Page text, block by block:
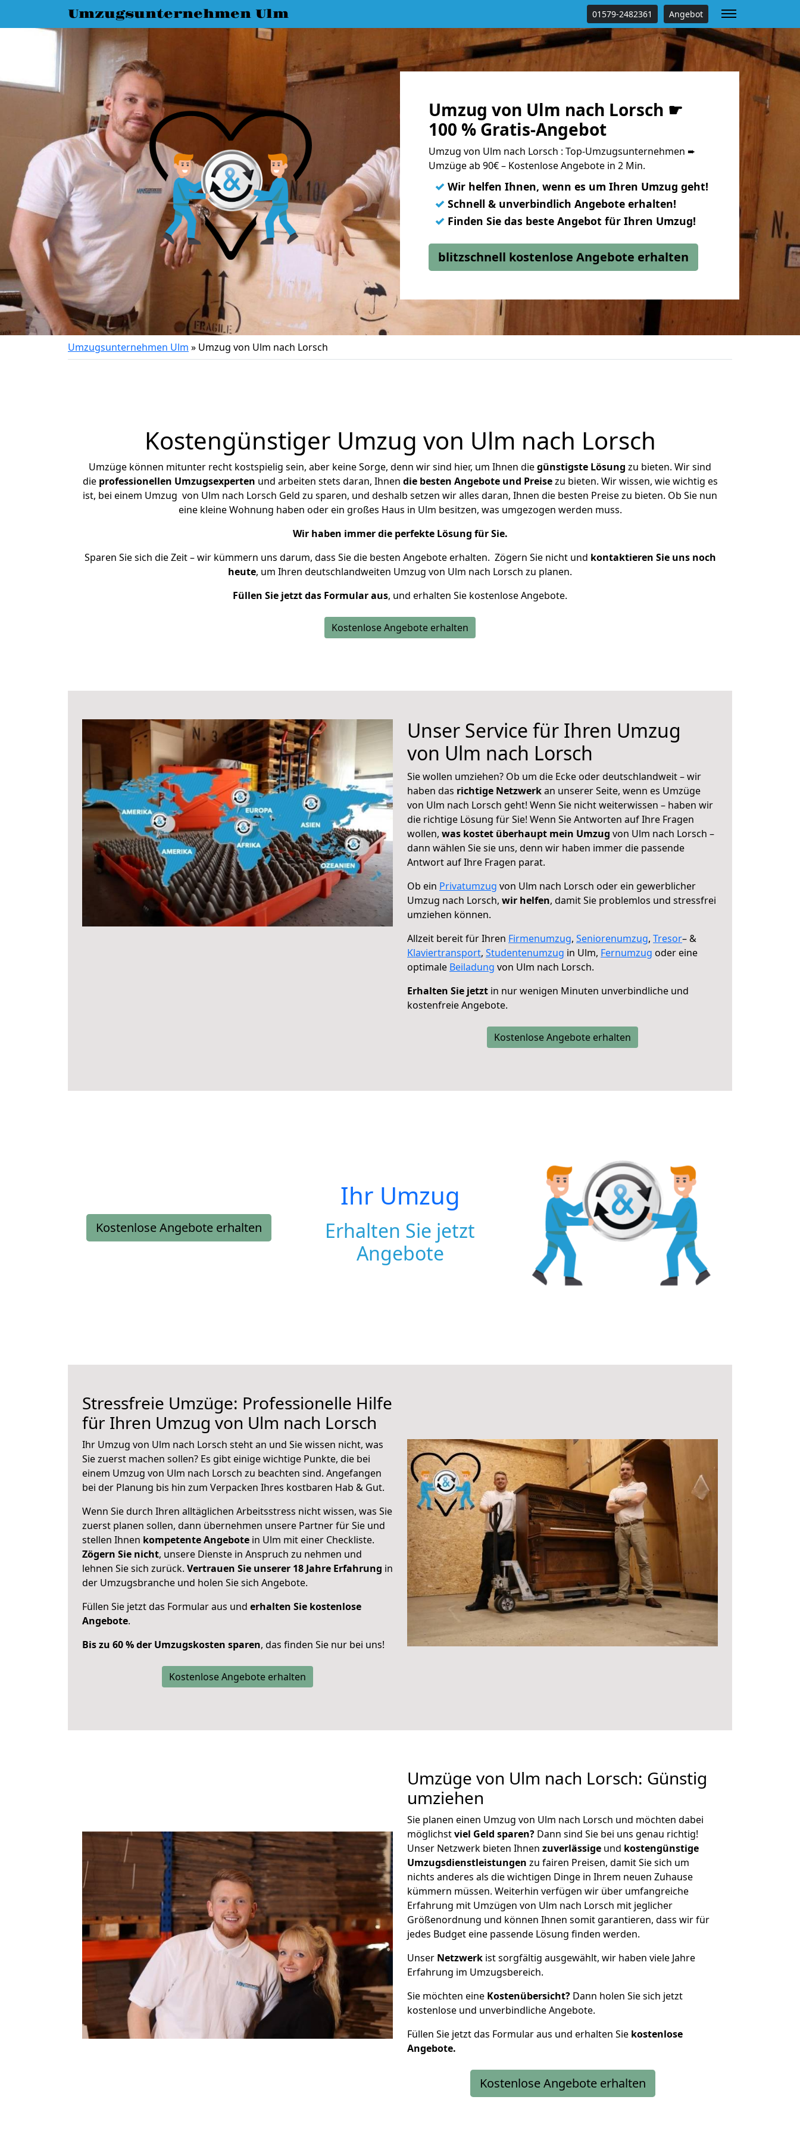
Umzugsunternehmen Ulm 01579-2482361 Angebot
Umzug von Ulm nach Lorsch ☛
100 % Gratis-Angebot
Umzug von Ulm nach Lorsch : Top-Umzugsunternehmen ➨
Umzüge ab 90€ – Kostenlose Angebote in 2 Min.
✓ Wir helfen Ihnen, wenn es um Ihren Umzug geht!
✓ Schnell & unverbindlich Angebote erhalten!
✓ Finden Sie das beste Angebot für Ihren Umzug!
blitzschnell kostenlose Angebote erhalten
Umzugsunternehmen Ulm » Umzug von Ulm nach Lorsch
Kostengünstiger Umzug von Ulm nach Lorsch
Umzüge können mitunter recht kostspielig sein, aber keine Sorge, denn wir sind hier, um Ihnen diegünstigste Lösung zu bieten. Wir sind
die professionellen Umzugsexperten und arbeiten stets daran, Ihnen die besten Angebote und Preisezu bieten. Wir wissen, wie wichtig es
ist, bei einem Umzug von Ulm nach Lorsch Geld zu sparen, und deshalb setzen wir alles daran, Ihnen die besten Preise zu bieten. Ob Sie nun
eine kleine Wohnung haben oder ein großes Haus in Ulm besitzen, was umgezogen werden muss.
Wir haben immer die perfekte Lösung für Sie.
Sparen Sie sich die Zeit – wir kümmern uns darum, dass Sie die besten Angebote erhalten. Zögern Sie nicht und kontaktieren Sie uns noch
heute, um Ihren deutschlandweiten Umzug von Ulm nach Lorsch zu planen.
Füllen Sie jetzt das Formular aus, und erhalten Sie kostenlose Angebote.
Kostenlose Angebote erhalten
Unser Service für Ihren Umzug
von Ulm nach Lorsch
Sie wollen umziehen? Ob um die Ecke oder deutschlandweit – wir
haben das richtige Netzwerkan unserer Seite, wenn es Umzüge
von Ulm nach Lorsch geht! Wenn Sie nicht weiterwissen – haben wir
die richtige Lösung für Sie! Wenn Sie Antworten auf Ihre Fragen
wollen, was kostet überhaupt mein Umzug von Ulm nach Lorsch –
dann wählen Sie sie uns, denn wir haben immer die passende
Antwort auf Ihre Fragen parat.
Ob ein Privatumzug von Ulm nach Lorsch oder ein gewerblicher
Umzug nach Lorsch, wir helfen, damit Sie problemlos und stressfrei
umziehen können.
Allzeit bereit für Ihren Firmenumzug, Seniorenumzug, Tresor– &
Klaviertransport, Studentenumzug in Ulm, Fernumzug oder eine
optimale Beiladung von Ulm nach Lorsch.
Erhalten Sie jetzt in nur wenigen Minuten unverbindliche und
kostenfreie Angebote.
Kostenlose Angebote erhalten
Kostenlose Angebote erhalten
Ihr Umzug
Erhalten Sie jetzt
Angebote
Stressfreie Umzüge: Professionelle Hilfe
für Ihren Umzug von Ulm nach Lorsch
Ihr Umzug von Ulm nach Lorsch steht an und Sie wissen nicht, was
Sie zuerst machen sollen? Es gibt einige wichtige Punkte, die bei
einem Umzug von Ulm nach Lorsch zu beachten sind. Angefangen
bei der Planung bis hin zum Verpacken Ihres kostbaren Hab & Gut.
Wenn Sie durch Ihren alltäglichen Arbeitsstress nicht wissen, was Sie
zuerst planen sollen, dann übernehmen unsere Partner für Sie und
stellen Ihnen kompetente Angebote in Ulm mit einer Checkliste.
Zögern Sie nicht, unsere Dienste in Anspruch zu nehmen und
lehnen Sie sich zurück. Vertrauen Sie unserer 18 Jahre Erfahrung in
der Umzugsbranche und holen Sie sich Angebote.
Füllen Sie jetzt das Formular aus und erhalten Sie kostenlose
Angebote.
Bis zu 60 % der Umzugskosten sparen, das finden Sie nur bei uns!
Kostenlose Angebote erhalten
Umzüge von Ulm nach Lorsch: Günstig
umziehen
Sie planen einen Umzug von Ulm nach Lorsch und möchten dabei
möglichstviel Geld sparen? Dann sind Sie bei uns genau richtig!
Unser Netzwerk bieten Ihnen zuverlässige und kostengünstige
Umzugsdienstleistungen zu fairen Preisen, damit Sie sich um
nichts anderes als die wichtigen Dinge in Ihrem neuen Zuhause
kümmern müssen. Weiterhin verfügen wir über umfangreiche
Erfahrung mit Umzügen von Ulm nach Lorsch mit jeglicher
Größenordnung und können Ihnen somit garantieren, dass wir für
jedes Budget eine passende Lösung finden werden.
Unser Netzwerk ist sorgfältig ausgewählt, wir haben viele Jahre
Erfahrung im Umzugsbereich.
Sie möchten eine Kostenübersicht? Dann holen Sie sich jetzt
kostenlose und unverbindliche Angebote.
Füllen Sie jetzt das Formular aus und erhalten Sie kostenlose
Angebote.
Kostenlose Angebote erhalten